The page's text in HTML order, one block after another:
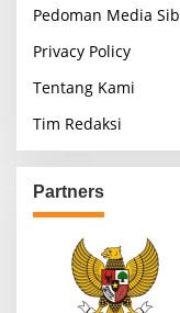
Pedoman Media
Privacy Policy
Tentang Kami
Tim Redaksi
Partners